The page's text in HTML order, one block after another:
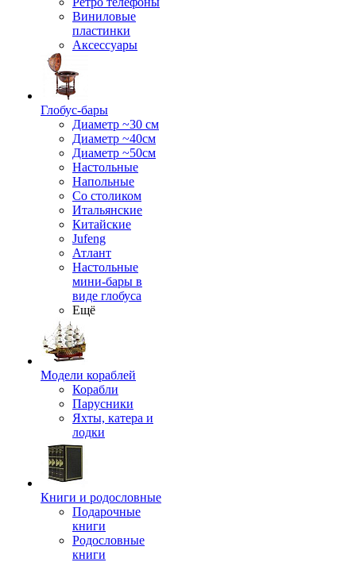
Виниловые
пластинки
Аксессуары
Глобус-бары
Диаметр ~30 см
Диаметр ~40см
Диаметр ~50см
Настольные
Напольные
Со столиком
Итальянские
Китайские
Jufeng
Атлант
Настольные
мини-бары в
виде глобуса
Ещё
Модели кораблей
Корабли
Парусники
Яхты, катера и
лодки
Книги и родословные
Подарочные
книги
Родословные
книги